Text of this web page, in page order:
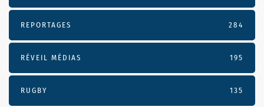
REPORTAGES 284
RÉVEIL MÉDIAS 195
RUGBY 135